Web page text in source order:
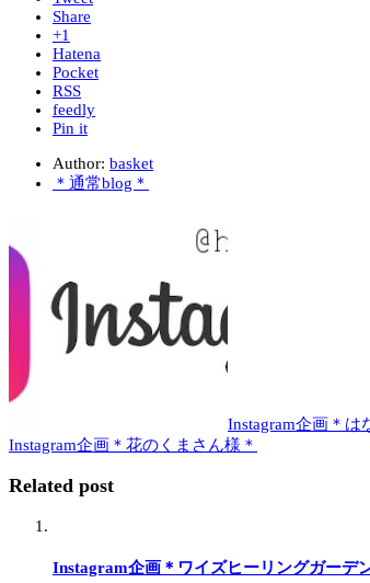
Share
+1
Hatena
Pocket
RSS
feedly
Pin it
Author: basket
＊通常blog＊
Instagram企画＊は
Instagram企画＊花のくまさん様＊
Related post
Instagram企画＊ワイズヒーリングガーデ